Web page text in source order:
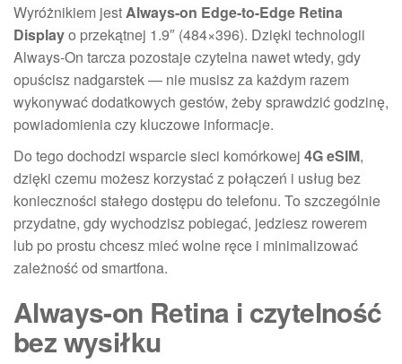
Wyróżnikiem jestAlways-on Edge-to-Edge Retina
Displayo przekątnej 1.9″ (484×396). Dzięki technologii
Always-On tarcza pozostaje czytelna nawet wtedy, gdy
opuścisz nadgarstek — nie musisz za każdym razem
wykonywać dodatkowych gestów, żeby sprawdzić godzinę,
powiadomienia czy kluczowe informacje.
Do tego dochodzi wsparcie sieci komórkowej 4G eSIM,
dzięki czemu możesz korzystać z połączeń i usług bez
konieczności stałego dostępu do telefonu. To szczególnie
przydatne, gdy wychodzisz pobiegać, jedziesz rowerem
lub po prostu chcesz mieć wolne ręce i minimalizować
zależność od smartfona.
Always-on Retina i czytelność
bez wysiłku